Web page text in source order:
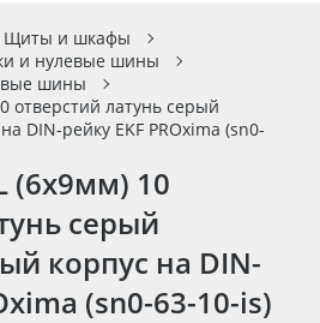
Щиты и шкафы
и нулевые шины
шины
отверстий латунь серый
DIN-рейку EKF PROxima (sn0-
(6х9мм) 10
серый
корпус на DIN-
(sn0-63-10-is)